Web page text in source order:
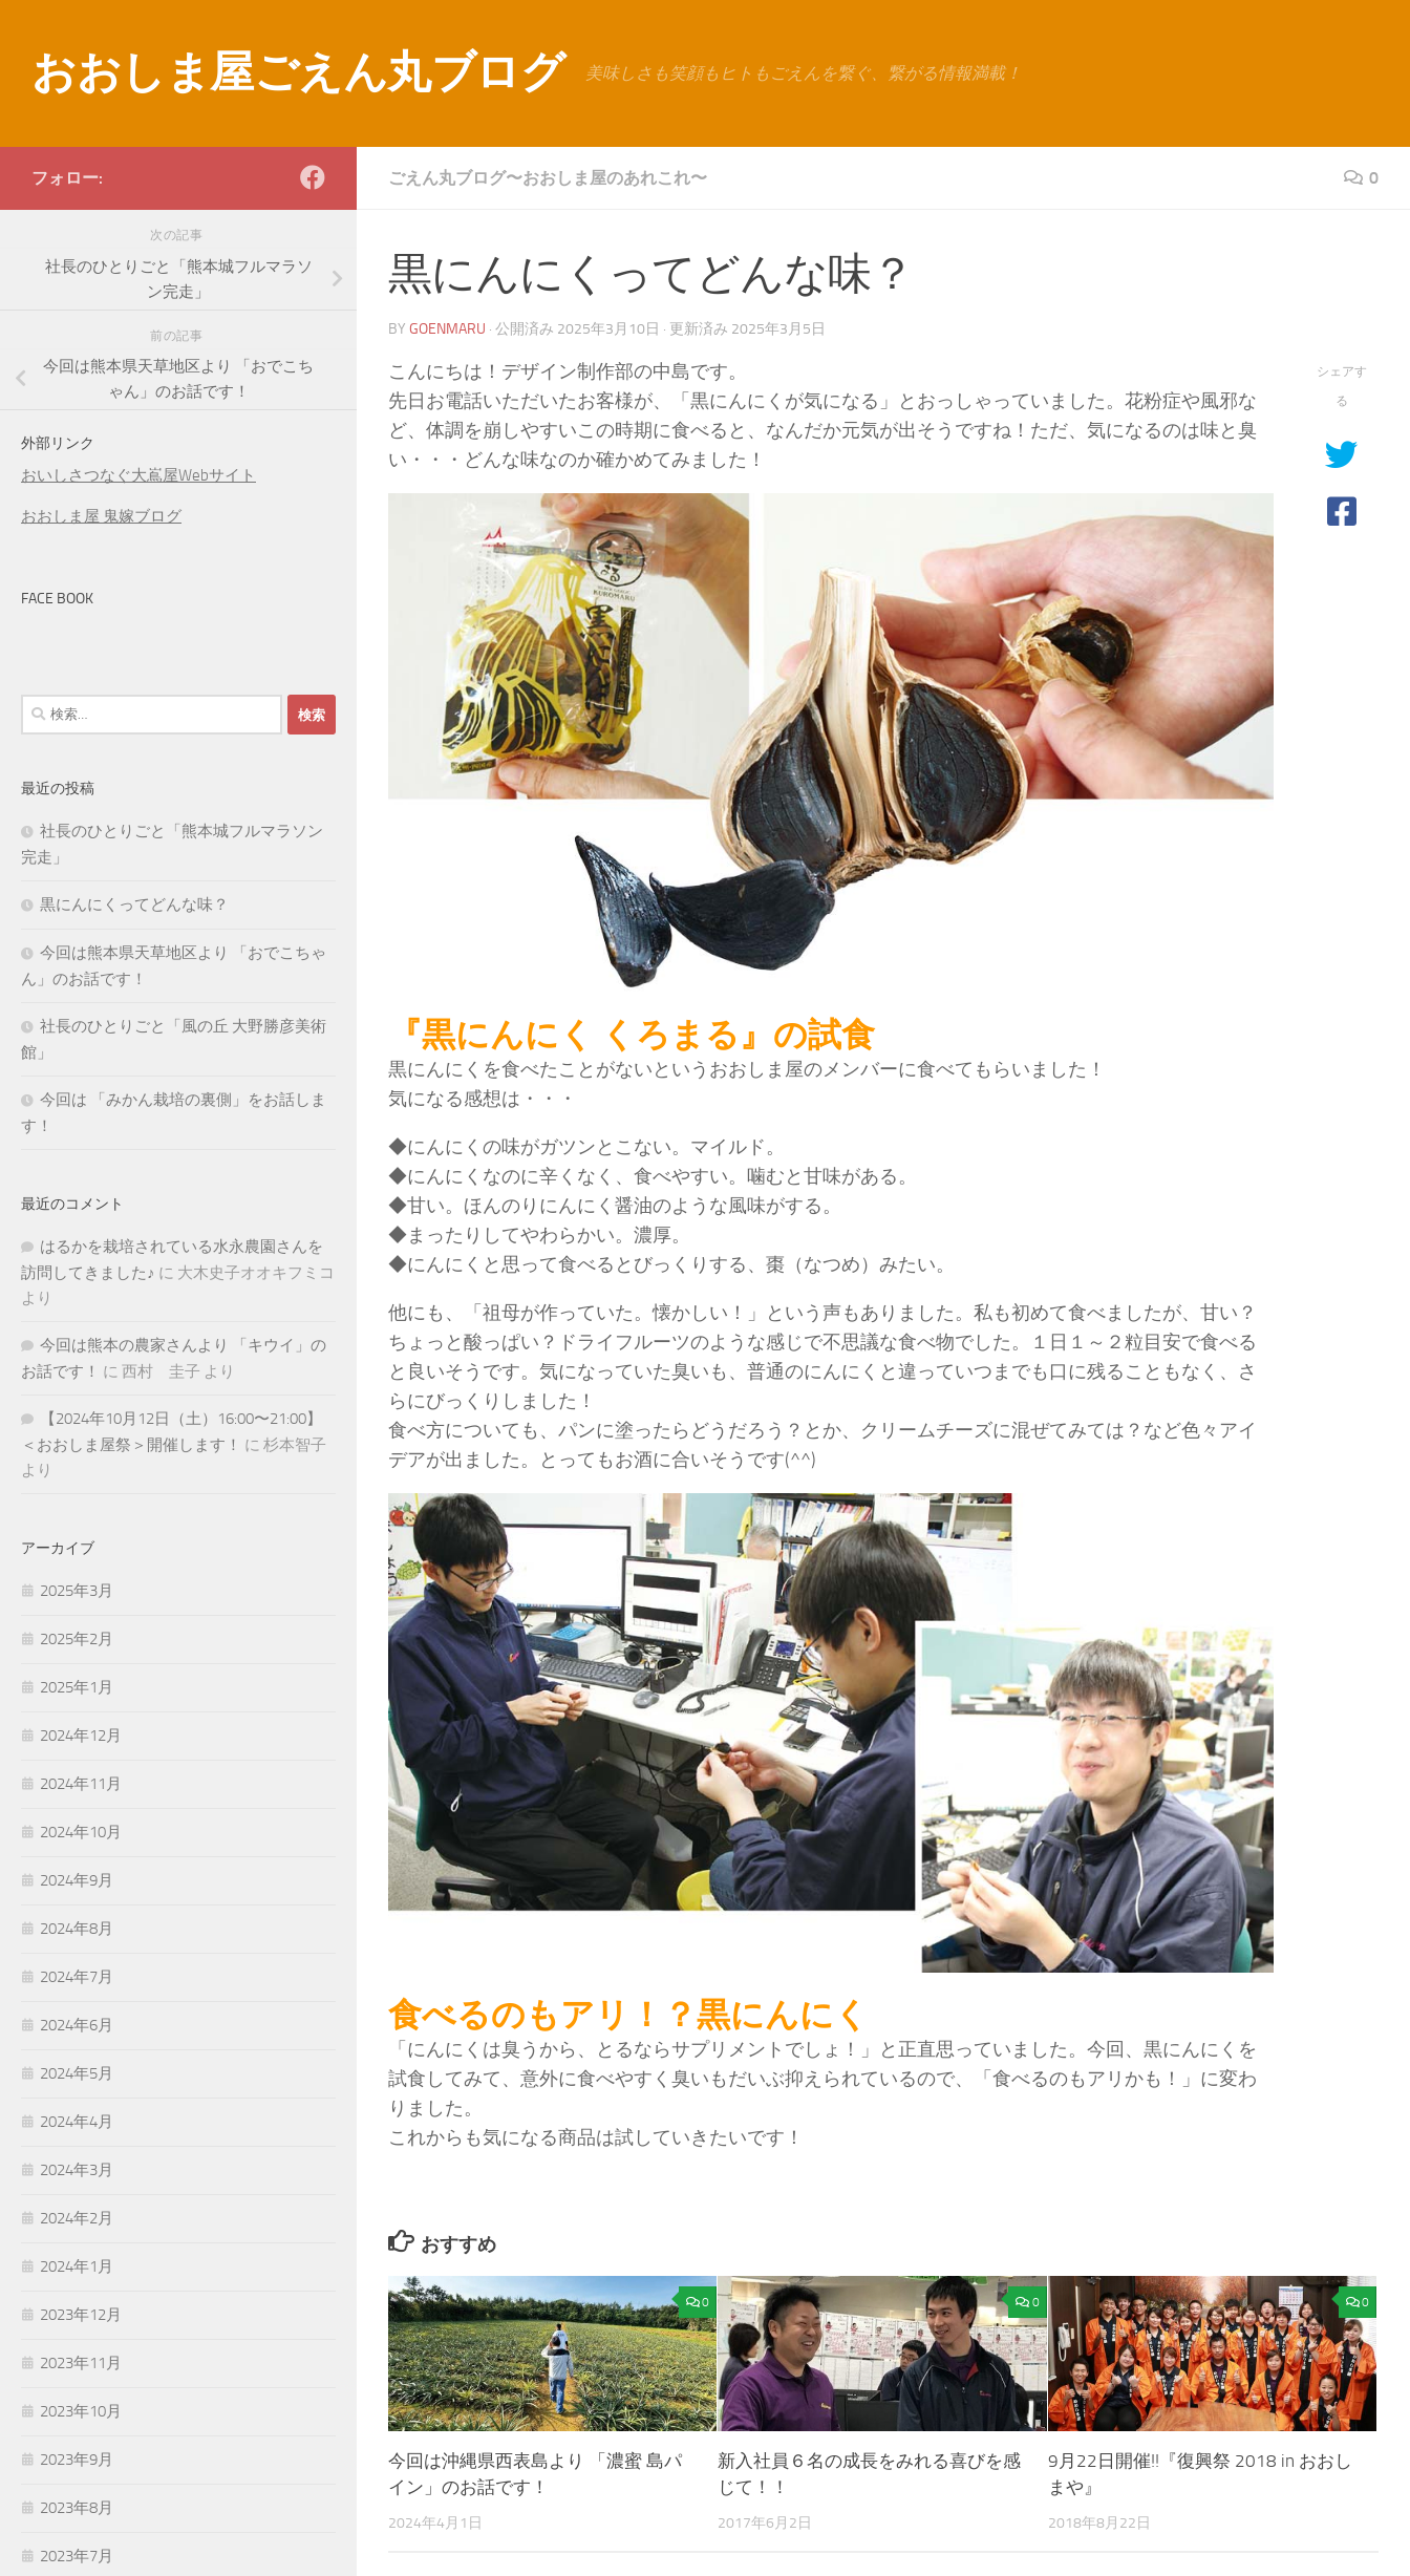
おおしま屋ごえん丸ブログ 美味しさも笑顔もヒトもごえんを繋ぐ、繋がる情報満載！
ごえん丸ブログ〜おおしま屋のあれこれ〜 0
黒にんにくってどんな味？
BY GOENMARU · 公開済み 2025年3月10日 · 更新済み 2025年3月5日
こんにちは！デザイン制作部の中島です。
先日お電話いただいたお客様が、「黒にんにくが気になる」とおっしゃっていました。花粉症や風邪な
ど、体調を崩しやすいこの時期に食べると、なんだか元気が出そうですね！ただ、気になるのは味と臭
い・・・どんな味なのか確かめてみました！
『黒にんにく くろまる』の試食
黒にんにくを食べたことがないというおおしま屋のメンバーに食べてもらいました！
気になる感想は・・・
◆にんにくの味がガツンとこない。マイルド。
◆にんにくなのに辛くなく、食べやすい。噛むと甘味がある。
◆甘い。ほんのりにんにく醤油のような風味がする。
◆まったりしてやわらかい。濃厚。
◆にんにくと思って食べるとびっくりする、棗（なつめ）みたい。
他にも、「祖母が作っていた。懐かしい！」という声もありました。私も初めて食べましたが、甘い？
ちょっと酸っぱい？ドライフルーツのような感じで不思議な食べ物でした。１日１～２粒目安で食べる
と良いそうです。気になっていた臭いも、普通のにんにくと違っていつまでも口に残ることもなく、さ
らにびっくりしました！
食べ方についても、パンに塗ったらどうだろう？とか、クリームチーズに混ぜてみては？など色々アイ
デアが出ました。とってもお酒に合いそうです(^^)
食べるのもアリ！？黒にんにく
「にんにくは臭うから、とるならサプリメントでしょ！」と正直思っていました。今回、黒にんにくを
試食してみて、意外に食べやすく臭いもだいぶ抑えられているので、「食べるのもアリかも！」に変わ
りました。
これからも気になる商品は試していきたいです！
シェアす
る
おすすめ
0
今回は沖縄県西表島より 「濃蜜 島パ
イン」のお話です！
2024年4月1日
0
新入社員６名の成長をみれる喜びを感
じて！！
2017年6月2日
0
9月22日開催!!『復興祭 2018 in おおし
まや』
2018年8月22日
フォロー:
次の記事
社長のひとりごと「熊本城フルマラソ
ン完走」
前の記事
今回は熊本県天草地区より 「おでこち
ゃん」のお話です！
外部リンク
おいしさつなぐ大嶌屋Webサイト
おおしま屋 鬼嫁ブログ
FACE BOOK
検
索:
最近の投稿
社長のひとりごと「熊本城フルマラソン
完走」
黒にんにくってどんな味？
今回は熊本県天草地区より 「おでこちゃ
ん」のお話です！
社長のひとりごと「風の丘 大野勝彦美術
館」
今回は 「みかん栽培の裏側」をお話しま
す！
最近のコメント
はるかを栽培されている水永農園さんを
訪問してきました♪ に 大木史子オオキフミコ
より
今回は熊本の農家さんより 「キウイ」の
お話です！ に 西村 圭子 より
【2024年10月12日（土）16:00〜21:00】
＜おおしま屋祭＞開催します！ に 杉本智子
より
アーカイブ
2025年3月
2025年2月
2025年1月
2024年12月
2024年11月
2024年10月
2024年9月
2024年8月
2024年7月
2024年6月
2024年5月
2024年4月
2024年3月
2024年2月
2024年1月
2023年12月
2023年11月
2023年10月
2023年9月
2023年8月
2023年7月